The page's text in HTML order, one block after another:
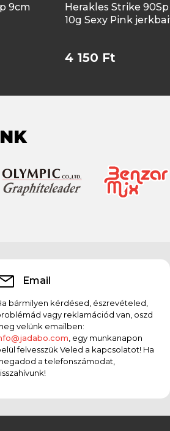
9cm
Herakles Strike
10g Sexy Pink
4 150 Ft
Email
bármilyen kérdésed, észrevételed,
vagy reklamációd van, oszd
velünk emailben:
, egy munkanapon
felvesszük Veled a kapcsolatot! Ha
a telefonszámodat,